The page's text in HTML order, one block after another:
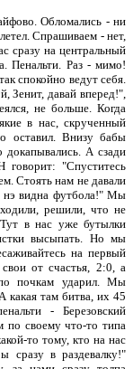
Обломались - ни
Спрашиваем - нет,
сразу на центральный
Пенальти. Раз - мимо!
спокойно ведут себя.
Зенит, давай вперед!",
не больше. Когда
в нас, скрученный
оставил. Внизу бабы
докапывались. А сзади
"Спуститесь
Стоять нам не давали
нэ видна футбола!" Мы
решили, что не
в нас уже бутылки
высыпать. Но мы
на первый
от счастья, 2:0, а
почкам ударил. Мы
какая там битва, их 45
- Березовский
своему что-то типа
то тому, кто на нас
сразу в раздевалку!"